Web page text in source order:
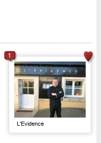
L'Evidence
1